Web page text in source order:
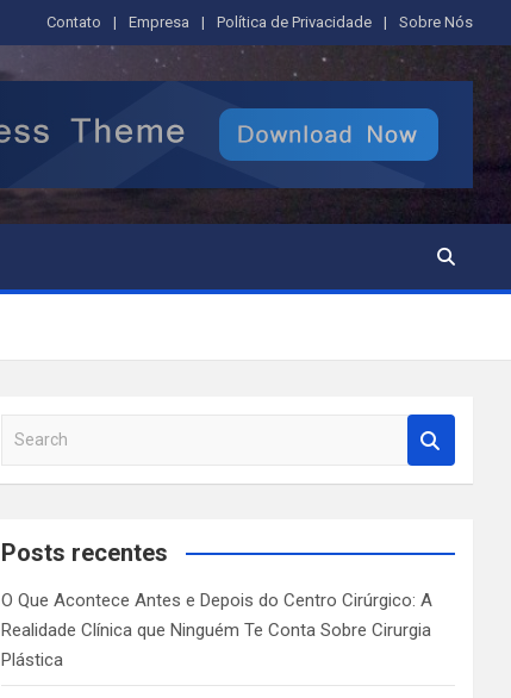
Contato Empresa Política de Privacidade Sobre Nós
a
c
Posts recentes
O Que Acontece Antes e Depois do Centro Cirúrgico: A
Realidade Clínica que Ninguém Te Conta Sobre Cirurgia
Plástica